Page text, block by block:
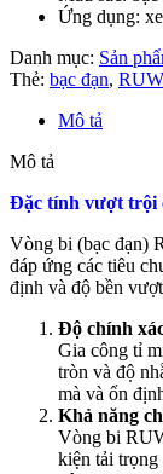
Ứng dụng:
Danh mục: Sản
Thẻ: bạc đạn,
Mô tả
Mô tả
Đặc tính vượt trội
Vòng bi (bạc đạn)
đáp ứng các tiêu
định và độ bền
Độ chính
Gia công tỉ
tròn và độ
mà và ổn
Khả năng
Vòng bi
kiện tải